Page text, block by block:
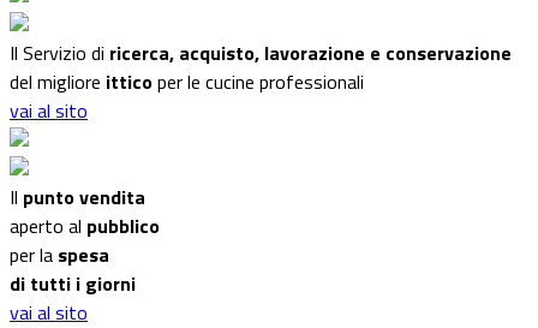
Il Servizio di ricerca, acquisto, lavorazione e conservazione
del migliore itticoper le cucine professionali
vai al sito
Il punto vendita
aperto al pubblico
per la spesa
di tutti i giorni
vai al sito